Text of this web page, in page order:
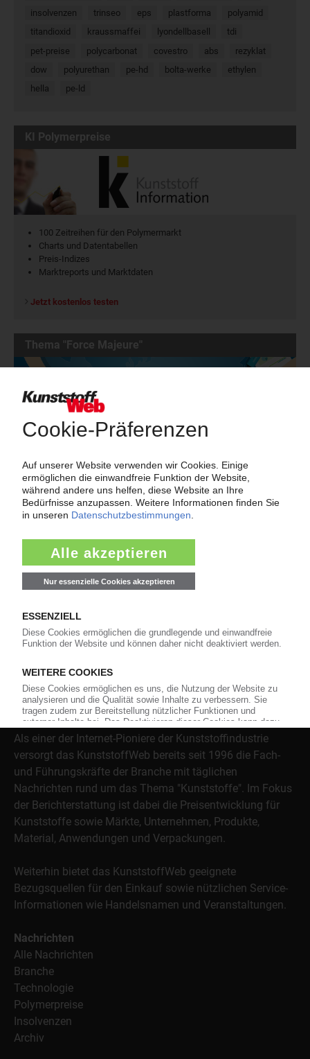
insolvenzen
trinseo eps plastforma
polyamid
titandioxid
kraussmaffei lyondellbasell
tdi
pet-preise
polycarbonat covestro abs
rezyklat
dow
polyurethan pe-hd bolta-werke
ethylen
hella
pe-ld
KI Polymerpreise
100 Zeitreihen für den Polymermarkt
Charts und Datentabellen
Preis-Indizes
Marktreports und Marktdaten
Jetzt kostenlos testen
Thema "Force Majeure"
Force Majeure in der Kunststoffindustrie
Fragen und Antworten: Was Kunst­stoff­verarbeiter wissen müssen,
wenn der Lieferant nicht mehr liefert – Informationen zum
Themenkomplex Force Majeure, Corona und Kunststoff-
Preisentwicklung sowie Tipps für die Praxis.
Jetzt lesen
Über das KunststoffWeb
Als einer der Internet-Pioniere der Kunststoffindustrie
versorgt das KunststoffWeb bereits seit 1996 die Fach-
und Führungskräfte der Branche mit täglichen
Nachrichten rund um das Thema "Kunststoffe". Im Fokus
der Berichterstattung ist dabei die Preisentwicklung für
Kunststoffe sowie Märkte, Unternehmen, Produkte,
Material, Anwendungen und Verpackungen.
Weiterhin bietet das KunststoffWeb geeignete
Bezugsquellen für den Einkauf sowie nützlichen Service-
Informationen wie Handelsnamen und Veranstaltungen.
Nachrichten
Alle Nachrichten
Branche
Technologie
Polymerpreise
Insolvenzen
Archiv